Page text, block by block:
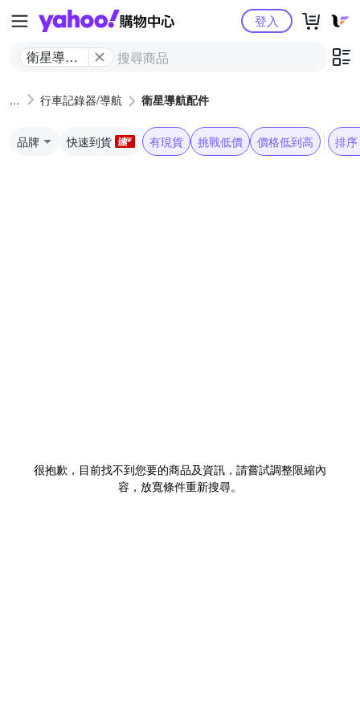
Yahoo購物中心
衛星導航
登入
行車記錄器/導航 衛星導航配件
品牌 快速到貨 有現貨 挑戰低價 價格低到高 排序
很抱歉，目前找不到您要的商品及資訊，請嘗試調整限縮內
容，放寬條件重新搜尋。